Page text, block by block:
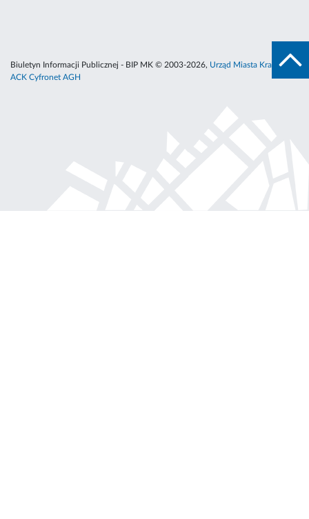
Biuletyn Informacji Publicznej - BIP MK © 2003-2026, Urząd Miasta Krakowa
ACK Cyfronet AGH